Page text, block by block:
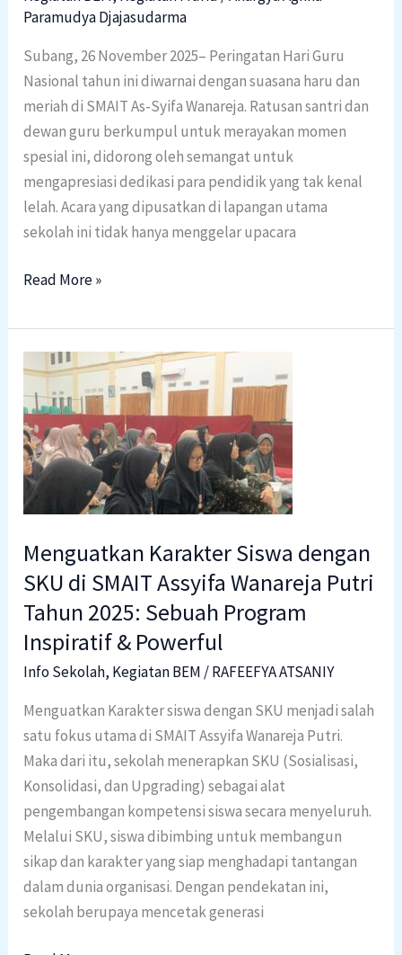
Paramudya Djajasudarma
Subang, 26 November 2025– Peringatan Hari Guru
Nasional tahun ini diwarnai dengan suasana haru dan
meriah di SMAIT As-Syifa Wanareja. Ratusan santri dan
dewan guru berkumpul untuk merayakan momen
spesial ini, didorong oleh semangat untuk
mengapresiasi dedikasi para pendidik yang tak kenal
lelah. Acara yang dipusatkan di lapangan utama
sekolah ini tidak hanya menggelar upacara
Read More »
Menguatkan Karakter Siswa dengan
SKU di SMAIT Assyifa Wanareja Putri
Tahun 2025: Sebuah Program
Inspiratif & Powerful
Info Sekolah, Kegiatan BEM /RAFEEFYA ATSANIY
Menguatkan Karakter siswa dengan SKU menjadi salah
satu fokus utama di SMAIT Assyifa Wanareja Putri.
Maka dari itu, sekolah menerapkan SKU (Sosialisasi,
Konsolidasi, dan Upgrading) sebagai alat
pengembangan kompetensi siswa secara menyeluruh.
Melalui SKU, siswa dibimbing untuk membangun
sikap dan karakter yang siap menghadapi tantangan
dalam dunia organisasi. Dengan pendekatan ini,
sekolah berupaya mencetak generasi
Menguatkan
Karakter
Siswa
dengan
SKU
di
SMAIT
Wanareja
Putri
Tahun
2025:
Sebuah
Inspiratif
&
Powerful